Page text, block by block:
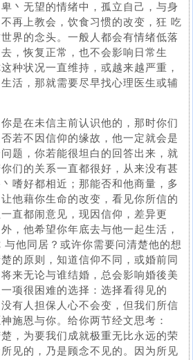
丶无望的情绪中，孤立自己，与身
再上教会，饮食习惯的改变，狂 吃
界的念头。一般人都会有情绪低落
，恢复正常，也不会影响日常生
种状况一直维持，或越来越严重，
活，那就需要尽早找心理医生或辅
是在未信主前认识他的，那时你们
若不因信仰的缘故，他一定就会是
题，你若能很坦白的回答出来，就
们的关系一直都很好，从来没有甚
嗜好都相近；那能否和他商量，多
他藉你生命的改变，看见你所信的
直都闹意见，现因信仰，差异更
，他希望你年底去与他一起生活，
他同居？或许你需要问清楚他的想
的原则，知道信仰不同，或婚前同
来无论与谁结婚，总会影响婚後美
项很困难的选择：选择看得见的
有人担保人心不会变，但我们所信
施恩与你。给你两节经文思考：
楚，为要我们成就极重无比永远的荣
见的，乃是顾念不见的。因为所见